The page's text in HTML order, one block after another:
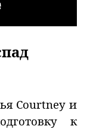
Courtney и
к